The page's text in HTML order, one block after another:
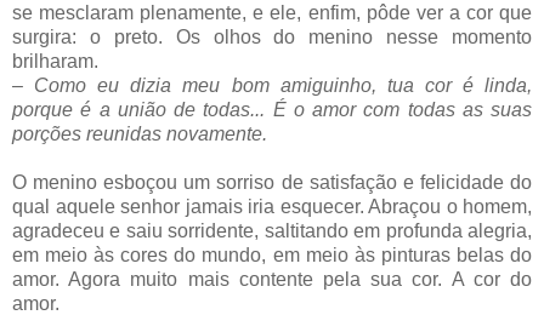
se mesclaram plenamente, e ele, enfim, pôde ver a cor que
surgira: o preto. Os olhos do menino nesse momento
brilharam.
– Como eu dizia meu bom amiguinho, tua cor é linda,
porque é a união de todas... É o amor com todas as suas
porções reunidas novamente.
O menino esboçou um sorriso de satisfação e felicidade do
qual aquele senhor jamais iria esquecer. Abraçou o homem,
agradeceu e saiu sorridente, saltitando em profunda alegria,
em meio às cores do mundo, em meio às pinturas belas do
amor. Agora muito mais contente pela sua cor. A cor do
amor.